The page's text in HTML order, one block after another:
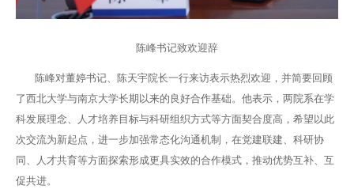
陈峰书记致欢迎辞
陈峰对董婷书记、陈天宇院长一行来访表示热烈欢迎，并简要回顾
了西北大学与南京大学长期以来的良好合作基础。他表示，两院系在学
科发展理念、人才培养目标与科研组织方式等方面契合度高，希望以此
次交流为新起点，进一步加强常态化沟通机制，在党建联建、科研协
同、人才共育等方面探索形成更具实效的合作模式，推动优势互补、互
促共进。